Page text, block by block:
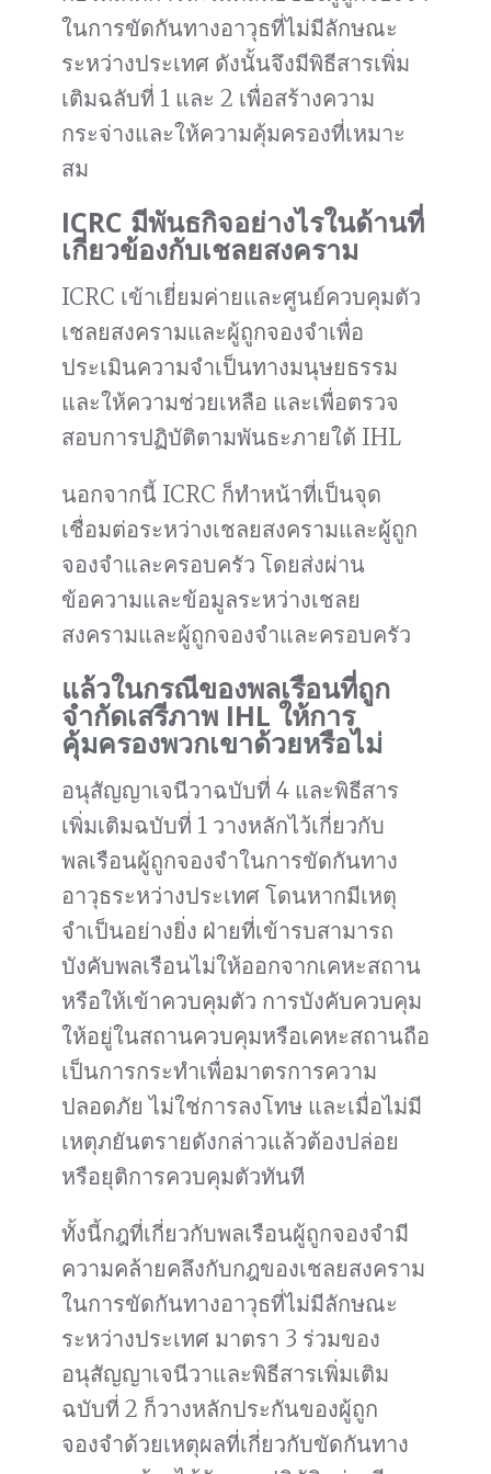
ในการขัดกันทางอาวุธที่ไม่มีลักษณะ
ระหว่างประเทศ ดังนั้นจึงมีพิธีสารเพิ่ม
เติมฉลับที่ 1 และ 2 เพื่อสร้างความ
กระจ่างและให้ความคุ้มครองที่เหมาะ
สม
ICRC มีพันธกิจอย่างไรในด้านที่
เกี่ยวข้องกับเชลยสงคราม
ICRC เข้าเยี่ยมค่ายและศูนย์ควบคุมตัว
เชลยสงครามและผู้ถูกจองจำเพื่อ
ประเมินความจำเป็นทางมนุษยธรรม
และให้ความช่วยเหลือ และเพื่อตรวจ
สอบการปฏิบัติตามพันธะภายใต้ IHL
นอกจากนี้ ICRC ก็ทำหน้าที่เป็นจุด
เชื่อมต่อระหว่างเชลยสงครามและผู้ถูก
จองจำและครอบครัว โดยส่งผ่าน
ข้อความและข้อมูลระหว่างเชลย
สงครามและผู้ถูกจองจำและครอบครัว
แล้วในกรณีของพลเรือนที่ถูก
จำกัดเสรีภาพ IHL ให้การ
คุ้มครองพวกเขาด้วยหรือไม่
อนุสัญญาเจนีวาฉบับที่ 4 และพิธีสาร
เพิ่มเติมฉบับที่ 1 วางหลักไว้เกี่ยวกับ
พลเรือนผู้ถูกจองจำในการขัดกันทาง
อาวุธระหว่างประเทศ โดนหากมีเหตุ
จำเป็นอย่างยิ่ง ฝ่ายที่เข้ารบสามารถ
บังคับพลเรือนไม่ให้ออกจากเคหะสถาน
หรือให้เข้าควบคุมตัว การบังคับควบคุม
ให้อยู่ในสถานควบคุมหรือเคหะสถานถือ
เป็นการกระทำเพื่อมาตรการความ
ปลอดภัย ไม่ใช่การลงโทษ และเมื่อไม่มี
เหตุภยันตรายดังกล่าวแล้วต้องปล่อย
หรือยุติการควบคุมตัวทันที
ทั้งนี้กฎที่เกี่ยวกับพลเรือนผู้ถูกจองจำมี
ความคล้ายคลึงกับกฎของเชลยสงคราม
ในการขัดกันทางอาวุธที่ไม่มีลักษณะ
ระหว่างประเทศ มาตรา 3 ร่วมของ
อนุสัญญาเจนีวาและพิธีสารเพิ่มเติม
ฉบับที่ 2 ก็วางหลักประกันของผู้ถูก
จองจำด้วยเหตุผลที่เกี่ยวกับขัดกันทาง